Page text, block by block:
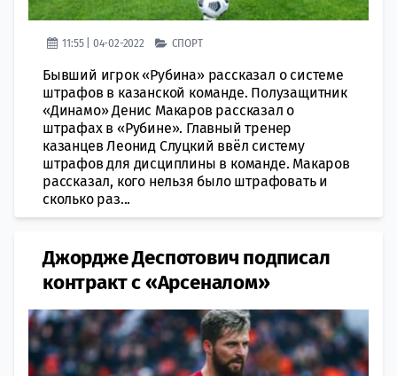
11:55 | 04-02-2022 СПОРТ
Бывший игрок «Рубина» рассказал о системе
штрафов в казанской команде. Полузащитник
«Динамо» Денис Макаров рассказал о
штрафах в «Рубине». Главный тренер
казанцев Леонид Слуцкий ввёл систему
штрафов для дисциплины в команде. Макаров
рассказал, кого нельзя было штрафовать и
сколько раз...
Джордже Деспотович подписал
контракт с «Арсеналом»